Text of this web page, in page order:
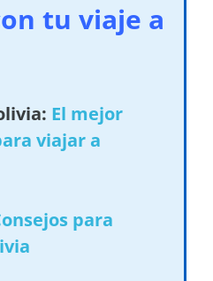
tu viaje a
El mejor
viajar a
para